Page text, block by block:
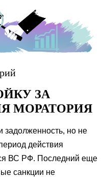
ЗА
МОРАТОРИЯ
задолженность, но не
действия
ВС РФ. Последний еще
санкции не